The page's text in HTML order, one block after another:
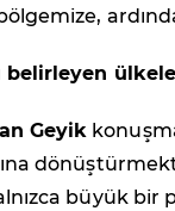
belirleyen
Geyik
büyük